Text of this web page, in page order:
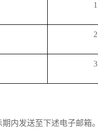
1
2
3
期内发送至下述电子邮箱。